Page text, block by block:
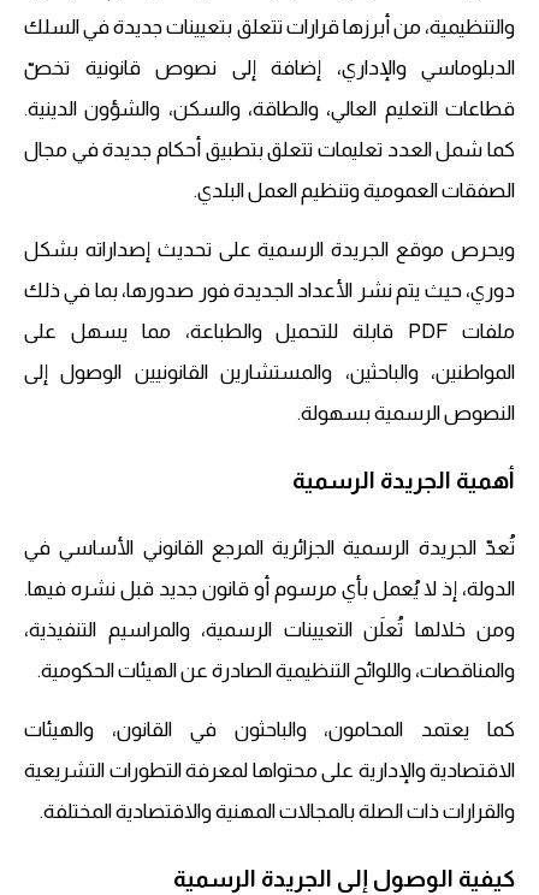
والتنظيمية، من أبرزها قرارات تتعلق بتعيينات جديدة في السلك
الدبلوماسي والإداري، إضافة إلى نصوص قانونية تخصّ
قطاعات التعليم العالي، والطاقة، والسكن، والشؤون الدينية.
كما شمل العدد تعليمات تتعلق بتطبيق أحكام جديدة في مجال
الصفقات العمومية وتنظيم العمل البلدي.
ويحرص موقع الجريدة الرسمية على تحديث إصداراته بشكل
دوري، حيث يتم نشر الأعداد الجديدة فور صدورها، بما في ذلك
ملفات PDF قابلة للتحميل والطباعة، مما يسهل على
المواطنين، والباحثين، والمستشارين القانونيين الوصول إلى
النصوص الرسمية بسهولة.
أهمية الجريدة الرسمية
تُعدّ الجريدة الرسمية الجزائرية المرجع القانوني الأساسي في
الدولة، إذ لا يُعمل بأي مرسوم أو قانون جديد قبل نشره فيها.
ومن خلالها تُعلَن التعيينات الرسمية، والمراسيم التنفيذية،
والمناقصات، واللوائح التنظيمية الصادرة عن الهيئات الحكومية.
كما يعتمد المحامون، والباحثون في القانون، والهيئات
الاقتصادية والإدارية على محتواها لمعرفة التطورات التشريعية
والقرارات ذات الصلة بالمجالات المهنية والاقتصادية المختلفة.
كيفية الوصول إلى الجريدة الرسمية